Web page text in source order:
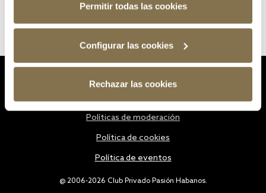
Permitir todas las cookies
Configurar las cookies
Rechazar las cookies
@ 2006-2026 Club Privado Pasión Habanos.
Políticas de moderación
Política de cookies
Política de eventos